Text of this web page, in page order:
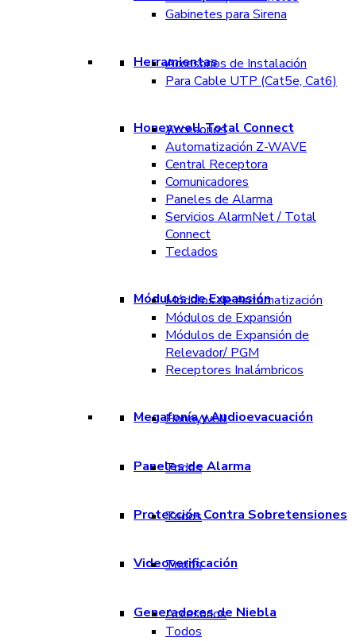
Gabinetes para Sirena
Herramientas
Accesorios de Instalación
Para Cable UTP (Cat5e, Cat6)
Honeywell Total Connect
Accesorios
Automatización Z-WAVE
Central Receptora
Comunicadores
Paneles de Alarma
Servicios AlarmNet / Total
Connect
Teclados
Módulos de Expansión
Módulos de Automatización
Módulos de Expansión
Módulos de Expansión de
Relevador/ PGM
Receptores Inalámbricos
Megafonía y Audioevacuación
Honeywell
Paneles de Alarma
Todos
Protección Contra Sobretensiones
Todos
Videoverificación
Todos
Generadores de Niebla
Accesorios
Todos